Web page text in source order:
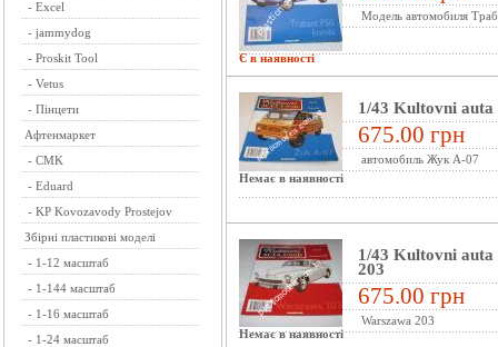
- Excel
- jammydog
- Proskit Tool
- Vetus
- Пінцети
Афтенмаркет
- CMK
- Eduard
- KP Kovozavody Prostejov
Збірні пластикові моделі
- 1-12 масштаб
- 1-144 масштаб
- 1-16 масштаб
- 1-24 масштаб
Є в наявності
Модель автомобиля
Немає в наявності
1/43 Kultovni auta
675.00 грн
автомобиль Жук А-07
Немає в наявності
1/43 Kultovni auta
203
675.00 грн
Warszawa 203